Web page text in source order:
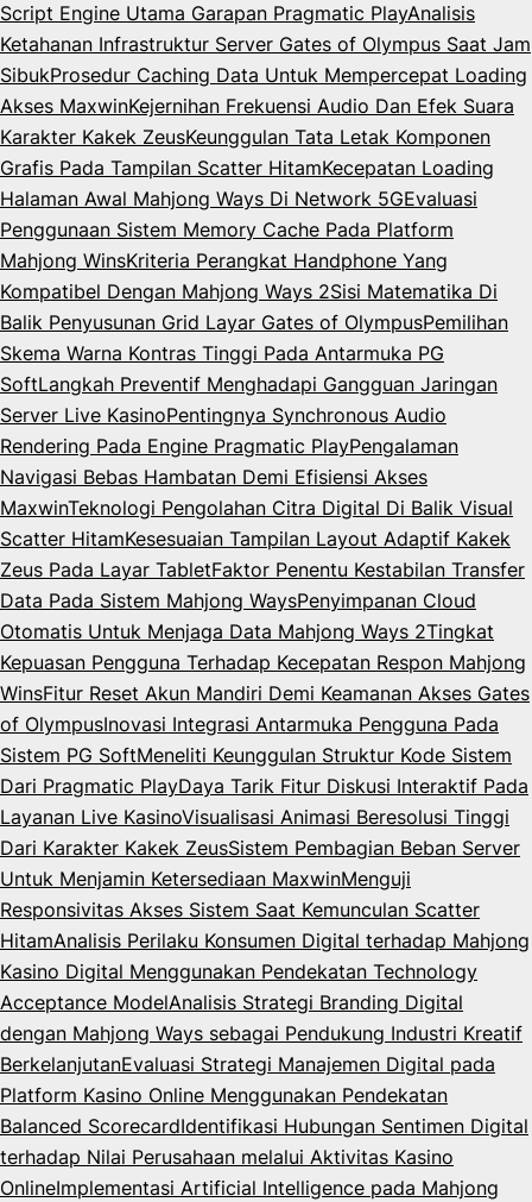
Script Engine Utama Garapan Pragmatic PlayAnalisis
Ketahanan Infrastruktur Server Gates of Olympus Saat Jam
SibukProsedur Caching Data Untuk Mempercepat Loading
Akses MaxwinKejernihan Frekuensi Audio Dan Efek Suara
Karakter Kakek ZeusKeunggulan Tata Letak Komponen
Grafis Pada Tampilan Scatter HitamKecepatan Loading
Halaman Awal Mahjong Ways Di Network 5GEvaluasi
Penggunaan Sistem Memory Cache Pada Platform
Mahjong WinsKriteria Perangkat Handphone Yang
Kompatibel Dengan Mahjong Ways 2Sisi Matematika Di
Balik Penyusunan Grid Layar Gates of OlympusPemilihan
Skema Warna Kontras Tinggi Pada Antarmuka PG
SoftLangkah Preventif Menghadapi Gangguan Jaringan
Server Live KasinoPentingnya Synchronous Audio
Rendering Pada Engine Pragmatic PlayPengalaman
Navigasi Bebas Hambatan Demi Efisiensi Akses
MaxwinTeknologi Pengolahan Citra Digital Di Balik Visual
Scatter HitamKesesuaian Tampilan Layout Adaptif Kakek
Zeus Pada Layar TabletFaktor Penentu Kestabilan Transfer
Data Pada Sistem Mahjong WaysPenyimpanan Cloud
Otomatis Untuk Menjaga Data Mahjong Ways 2Tingkat
Kepuasan Pengguna Terhadap Kecepatan Respon Mahjong
WinsFitur Reset Akun Mandiri Demi Keamanan Akses Gates
of OlympusInovasi Integrasi Antarmuka Pengguna Pada
Sistem PG SoftMeneliti Keunggulan Struktur Kode Sistem
Dari Pragmatic PlayDaya Tarik Fitur Diskusi Interaktif Pada
Layanan Live KasinoVisualisasi Animasi Beresolusi Tinggi
Dari Karakter Kakek ZeusSistem Pembagian Beban Server
Untuk Menjamin Ketersediaan MaxwinMenguji
Responsivitas Akses Sistem Saat Kemunculan Scatter
HitamAnalisis Perilaku Konsumen Digital terhadap Mahjong
Kasino Digital Menggunakan Pendekatan Technology
Acceptance ModelAnalisis Strategi Branding Digital
dengan Mahjong Ways sebagai Pendukung Industri Kreatif
BerkelanjutanEvaluasi Strategi Manajemen Digital pada
Platform Kasino Online Menggunakan Pendekatan
Balanced ScorecardIdentifikasi Hubungan Sentimen Digital
terhadap Nilai Perusahaan melalui Aktivitas Kasino
OnlineImplementasi Artificial Intelligence pada Mahjong